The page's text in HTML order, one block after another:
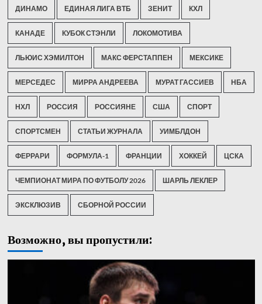
ДИНАМО ЕДИНАЯ ЛИГА ВТБ ЗЕНИТ КХЛ
КАНАДЕ КУБОК СТЭНЛИ ЛОКОМОТИВА
ЛЬЮИС ХЭМИЛТОН МАКС ФЕРСТАППЕН МЕКСИКЕ
МЕРСЕДЕС МИРРА АНДРЕЕВА МУРАТ ГАССИЕВ НБА
НХЛ РОССИЯ РОССИЯНЕ США СПОРТ
СПОРТСМЕН СТАТЬИ ЖУРНАЛА УИМБЛДОН
ФЕРРАРИ ФОРМУЛА-1 ФРАНЦИИ ХОККЕЙ ЦСКА
ЧЕМПИОНАТ МИРА ПО ФУТБОЛУ 2026 ШАРЛЬ ЛЕКЛЕР
ЭКСКЛЮЗИВ СБОРНОЙ РОССИИ
Возможно, вы пропустили: